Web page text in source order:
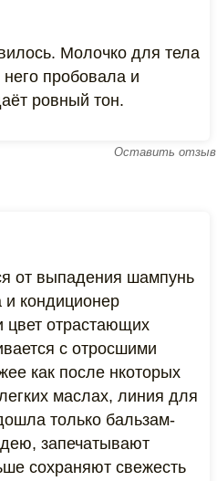
Молочко для тела
пробовала и
ровный тон.
Оставить отзыв
от выпадения шампунь
и кондиционер
цвет отрастающих
с отросшими
как после нкоторых
маслах, линия для
только бальзам-
запечатывают
сохраняют свежесть